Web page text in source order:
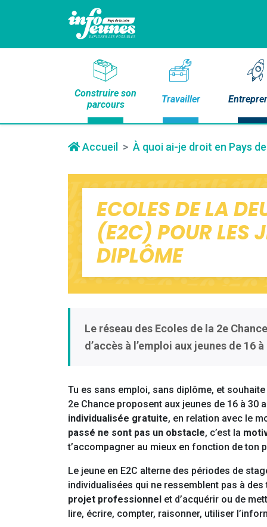
Construire son
parcours
Travailler
Accueil À quoi ai-je droit en Pays
ECOLES DE LA
(E2C) POUR LES
DIPLÔME
Le réseau des Ecoles de la 2e
d’accès à l’emploi aux jeunes de 16
Tu es sans emploi, sans diplôme, et
2e Chance proposent aux jeunes de 16 à
individualisée gratuite, en relation avec le
passé ne sont pas un obstacle, c’est la
t’accompagner au mieux en fonction de ton
Le jeune en E2C alterne des périodes de
individualisées qui ne ressemblent pas à
projet professionnel et d’acquérir ou de
lire, écrire, compter, raisonner, utiliser